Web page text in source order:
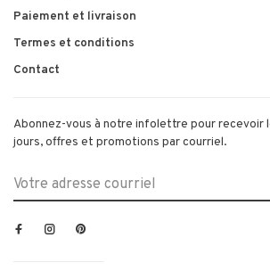
Paiement et livraison
Termes et conditions
Contact
Abonnez-vous à notre infolettre pour recevoir
jours, offres et promotions par courriel.